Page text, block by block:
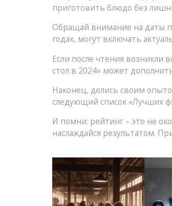
приготовить блюдо без
Обращай внимание на даты
годах, могут включать
Если после чтения возникли
стол в 2024» может
Наконец, делись своим
следующий список «Лучших
И помни: рейтинг – это не
наслаждайся результатом.